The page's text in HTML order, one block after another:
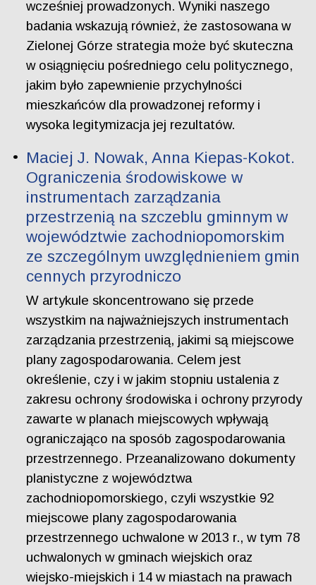
wcześniej prowadzonych. Wyniki naszego
badania wskazują również, że zastosowana w
Zielonej Górze strategia może być skuteczna
w osiągnięciu pośredniego celu politycznego,
jakim było zapewnienie przychylności
mieszkańców dla prowadzonej reformy i
wysoka legitymizacja jej rezultatów.
Maciej J. Nowak, Anna Kiepas-Kokot.
Ograniczenia środowiskowe w
instrumentach zarządzania
przestrzenią na szczeblu gminnym w
województwie zachodniopomorskim
ze szczególnym uwzględnieniem gmin
cennych przyrodniczo
W artykule skoncentrowano się przede
wszystkim na najważniejszych instrumentach
zarządzania przestrzenią, jakimi są miejscowe
plany zagospodarowania. Celem jest
określenie, czy i w jakim stopniu ustalenia z
zakresu ochrony środowiska i ochrony przyrody
zawarte w planach miejscowych wpływają
ograniczająco na sposób zagospodarowania
przestrzennego. Przeanalizowano dokumenty
planistyczne z województwa
zachodniopomorskiego, czyli wszystkie 92
miejscowe plany zagospodarowania
przestrzennego uchwalone w 2013 r., w tym 78
uchwalonych w gminach wiejskich oraz
wiejsko-miejskich i 14 w miastach na prawach